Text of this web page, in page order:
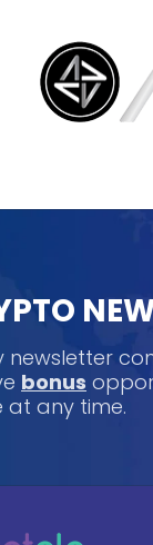
newsletter
bonus
at any time.